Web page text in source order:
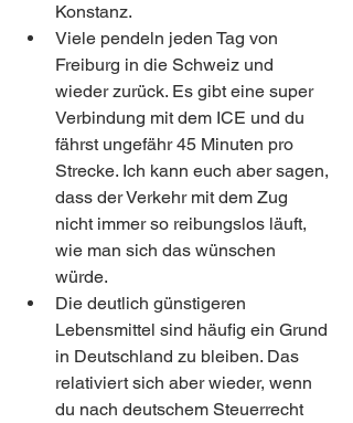
Konstanz.
Viele pendeln jeden Tag von
Freiburg in die Schweiz und
wieder zurück. Es gibt eine super
Verbindung mit dem ICE und du
fährst ungefähr 45 Minuten pro
Strecke. Ich kann euch aber sagen,
dass der Verkehr mit dem Zug
nicht immer so reibungslos läuft,
wie man sich das wünschen
würde.
Die deutlich günstigeren
Lebensmittel sind häufig ein Grund
in Deutschland zu bleiben. Das
relativiert sich aber wieder, wenn
du nach deutschem Steuerrecht